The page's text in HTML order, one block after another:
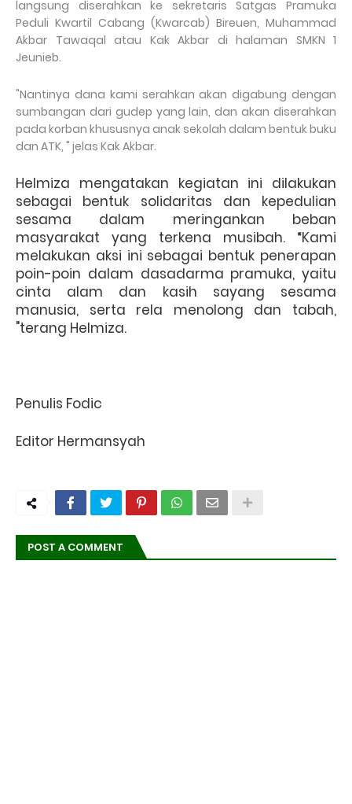
langsung diserahkan ke sekretaris Satgas Pramuka
Peduli Kwartil Cabang (Kwarcab) Bireuen, Muhammad
Akbar Tawaqal atau Kak Akbar di halaman SMKN 1
Jeunieb.
"Nantinya dana kami serahkan akan digabung dengan
sumbangan dari gudep yang lain, dan akan diserahkan
pada korban khususnya anak sekolah dalam bentuk buku
dan ATK, " jelas Kak Akbar.
Helmiza mengatakan kegiatan ini dilakukan
sebagai bentuk solidaritas dan kepedulian
sesama dalam meringankan beban
masyarakat yang terkena musibah. “Kami
melakukan aksi ini sebagai bentuk penerapan
poin-poin dalam dasadarma pramuka, yaitu
cinta alam dan kasih sayang sesama
manusia, serta rela menolong dan tabah,
"terang Helmiza.
Penulis Fodic
Editor Hermansyah
POST A COMMENT